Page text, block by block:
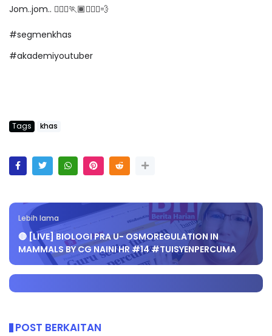
Jom..jom.. 🏃🏽‍♀️🏃🏾🏃🏾‍♂️💨
#segmenkhas
#akademiyoutuber
Tags khas
Lebih lama
🔴 [LIVE] BIOLOGI PRA U- OSMOREGULATION IN
MAMMALS BY CG NAINI HR #14 #TUISYENPERCUMA
POST BERKAITAN